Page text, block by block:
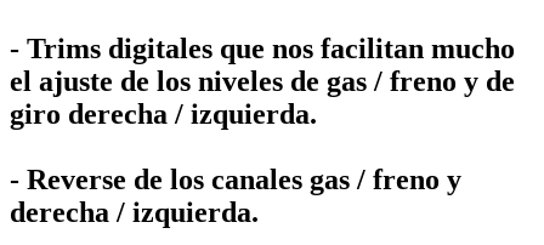
- Trims digitales que nos facilitan mucho
el ajuste de los niveles de gas / freno y de
giro derecha / izquierda.
- Reverse de los canales gas / freno y
derecha / izquierda.